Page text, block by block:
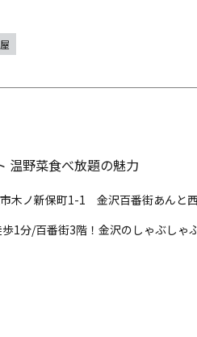
温野菜食べ放題の魅力
木ノ新保町1-1 金沢百番街あんと
1分/百番街3階！金沢のしゃぶしゃ